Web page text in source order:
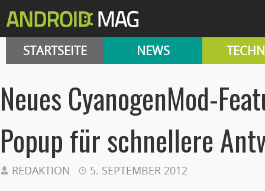
STARTSEITE NEWS
Neues CyanogenMod-
Popup für schnellere
REDAKTION 5. SEPTEMBER 2012